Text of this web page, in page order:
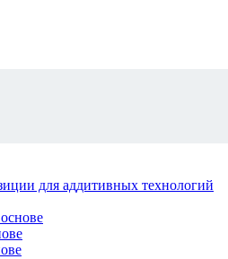
для аддитивных технологий